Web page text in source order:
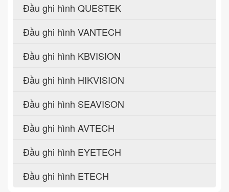
Đầu ghi hình QUESTEK
Đầu ghi hình VANTECH
Đầu ghi hình KBVISION
Đầu ghi hình HIKVISION
Đầu ghi hình SEAVISON
Đầu ghi hình AVTECH
Đầu ghi hình EYETECH
Đầu ghi hình ETECH